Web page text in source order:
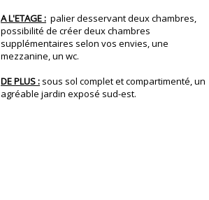
A L'ETAGE : palier desservant deux chambres,
possibilité de créer deux chambres
supplémentaires selon vos envies, une
mezzanine, un wc.
DE PLUS : sous sol complet et compartimenté, un
agréable jardin exposé sud-est.